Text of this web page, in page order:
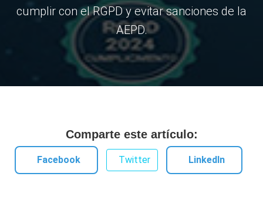
cumplir con el RGPD y evitar sanciones de la
AEPD.
Comparte este artículo:
Facebook Twitter LinkedIn